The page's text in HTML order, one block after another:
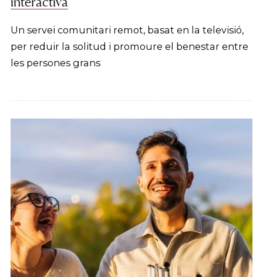
Un servei comunitari remot, basat en la televisió,
per reduir la solitud i promoure el benestar entre
les persones grans